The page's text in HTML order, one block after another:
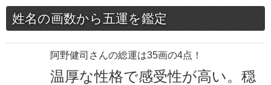
姓名の画数から五運を鑑定
阿野健司さんの総運は35画の4点！
温厚な性格で感受性が高い。穏